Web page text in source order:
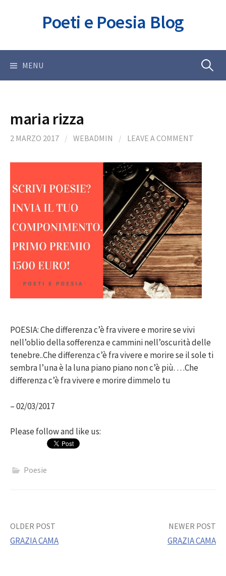
Poeti e Poesia Blog
MENU Ricerca
maria rizza
2 MARZO 2017 / WEBADMIN / LEAVE A COMMENT
POESIA: Che differenza c’è fra vivere e morire se vivi
nell’oblio della sofferenza e cammini nell’oscurità delle
tenebre..Che differenza c’è fra vivere e morire se il sole ti
sembra l’una è la luna piano piano non c’è più. …Che
differenza c’è fra vivere e morire dimmelo tu
– 02/03/2017
Please follow and like us:
Poesie
Post
OLDER POST
GRAZIA CAMA
NEWER POST
GRAZIA CAMA